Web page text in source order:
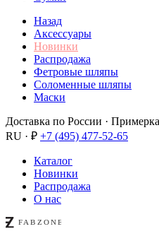
Назад
Аксессуары
Новинки
Распродажа
Фетровые шляпы
Соломенные шляпы
Маски
Доставка по России ·
RU · ₽ +7 (495) 477-52-65
Каталог
Новинки
Распродажа
О нас